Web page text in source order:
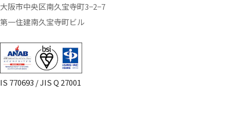
大阪市中央区南久宝寺町3−2−7
第一住建南久宝寺町ビル
IS 770693 / JIS Q 27001